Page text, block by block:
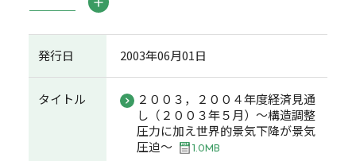
発行日 2003年06月01日
タイトル
２００３，２００４年度経済見通
し（２００３年５月）～構造調整
圧力に加え世界的景気下降が景気
圧迫～
1.0MB